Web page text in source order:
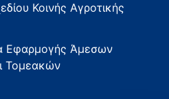
Κοινής Αγροτικής
Εφαρμογής Άμεσων
Τομεακών